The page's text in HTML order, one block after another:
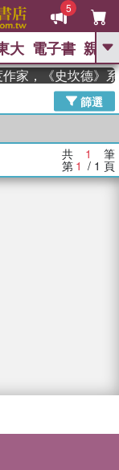
5
GO
高希均教授回憶錄
、 父親節 、 如果歷
方念華 、 台灣的李
女孩：黎曼猜想 、
大 電子書 親子
家，《史坎德》
篩選
共 1 筆
第 1 / 1 頁